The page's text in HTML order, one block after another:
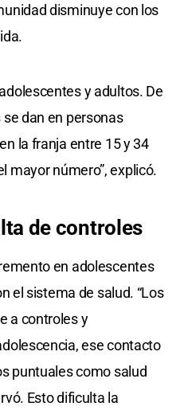
disminuye con los
y adultos. De
se dan en personas
la franja entre 15 y 34
mayor número”, explicó.
de controles
en adolescentes
el sistema de salud. “Los
a controles y
ese contacto
puntuales como salud
Esto dificulta la